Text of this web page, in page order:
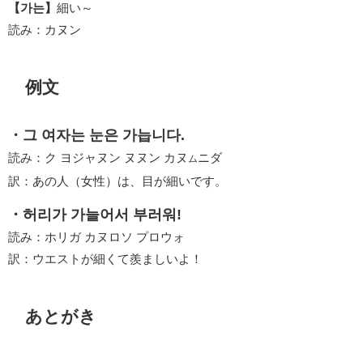
【가는】 細い～
読み：カヌン
例文
・그 여자는 눈은 가늡니다.
読み：ク ヨジャヌン ヌヌン カヌ ムニダ
訳：あの人（女性）は、目が細いです。
・허리가 가늘어서 부러워!
読み：ホリガ カヌロソ プロウォ
訳：ウエストが細くて羨ましいよ！
あとがき